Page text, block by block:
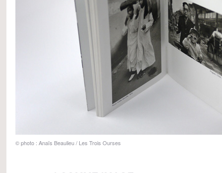
© photo : Anaïs Beaulieu / Les Trois Ourses